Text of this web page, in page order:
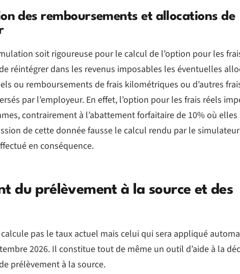
des remboursements et allocations de
soit rigoureuse pour le calcul de l’option pour les
réintégrer dans les revenus imposables les éventuelles
ou remboursements de frais kilométriques ou d’autres
par l’employeur. En effet, l’option pour les frais réels
contrairement à l’abattement forfaitaire de 10% où
de cette donnée fausse le calcul rendu par le
en conséquence.
du prélèvement à la source et des
calcule pas le taux actuel mais celui qui sera appliqué
2026. Il constitue tout de même un outil d’aide à la
prélèvement à la source.